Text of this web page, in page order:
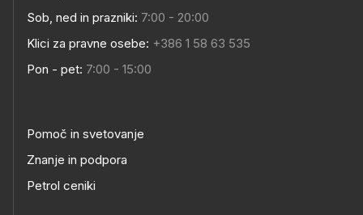
Sob, ned in prazniki: 7:00 - 20:00
Klici za pravne osebe: +386 1 58 63 535
Pon - pet: 7:00 - 15:00
Pomoč in svetovanje
Znanje in podpora
Petrol ceniki